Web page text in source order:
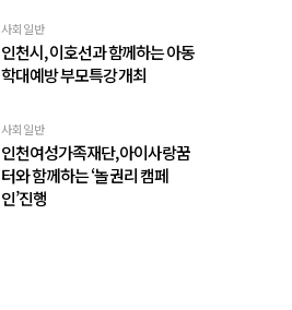
사회일반
인천시, 이호선과 함께하는 아동
학대예방 부모특강 개최
사회일반
인천여성가족재단, 아이사랑꿈
터와 함께하는 ‘놀 권리 캠페
인’진행